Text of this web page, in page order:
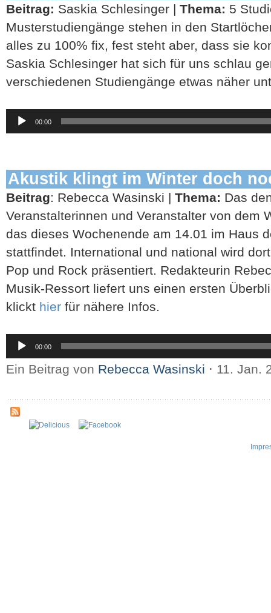
Beitrag: Saskia Schlesinger | Thema: 5
Musterstudiengänge stehen in den
alles zu 100% fix, fest steht aber, dass sie
Saskia Schlesinger hat sich für uns schlau
verschiedenen Studiengänge etwas näher
Player
00:00
Akustik klingt im Winter doch
Beitrag: Rebecca Wasinski | Thema: Das
Veranstalterinnen und Veranstalter von dem
das dieses Wochenende am 14.01 im Haus
stattfindet. International und national wird
Pop und Rock präsentiert. Redakteurin
Musik-Ressort liefert uns einen ersten
klickt hier für nähere Infos.
Player
00:00
Ein Beitrag von Rebecca Wasinski ⋅ 11. Jan.